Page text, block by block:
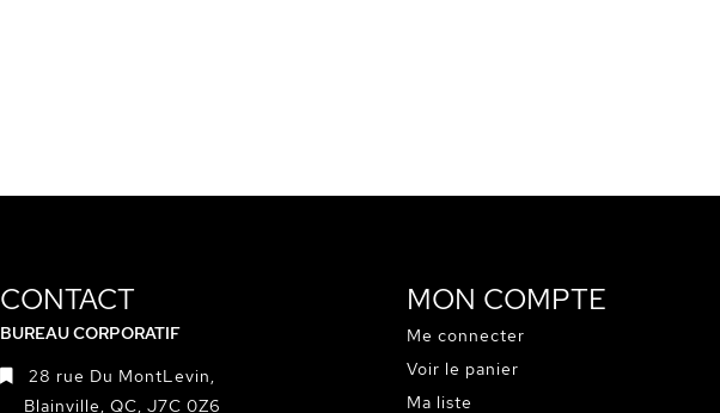
CONTACT
BUREAU CORPORATIF
28 rue Du MontLevin,
Blainville, QC, J7C 0Z6
MON COMPTE
Me connecter
Voir le panier
Ma liste